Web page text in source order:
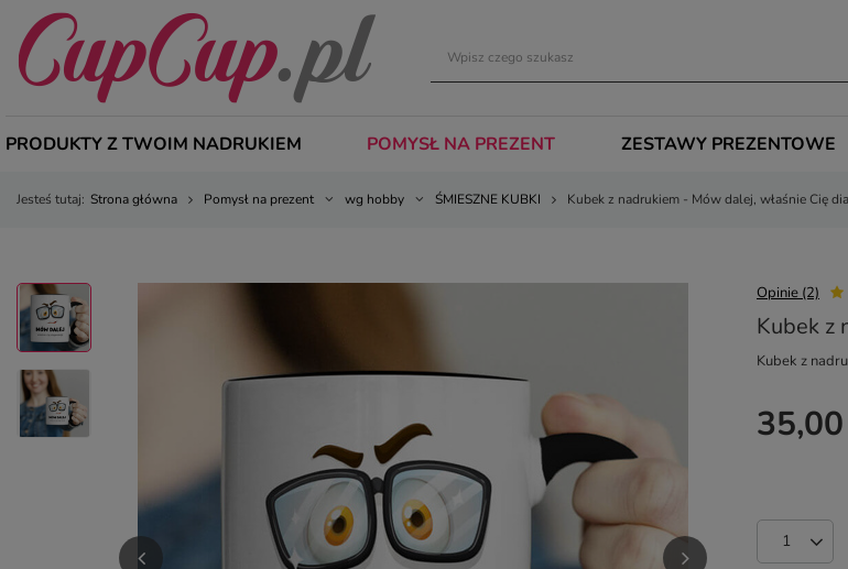
PRODUKTY Z TWOIM NADRUKIEM POMYSŁ NA PREZENT ZESTAWY PREZENTOWE
Jesteś tutaj: Strona główna Pomysł na prezent wg hobby ŚMIESZNE KUBKI Kubek z nadrukiem - Mów dalej, właśnie Cię
Opinie (2)
Kubek z
Kubek z
35,00